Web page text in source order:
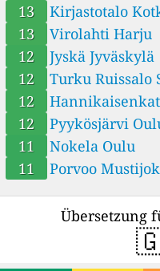
13
13
Virolahti Harju
12
Jyskä Jyväskylä
12
Turku Ruissalo
12
12
Pyykösjärvi
11
Nokela Oulu
11
Übersetzung